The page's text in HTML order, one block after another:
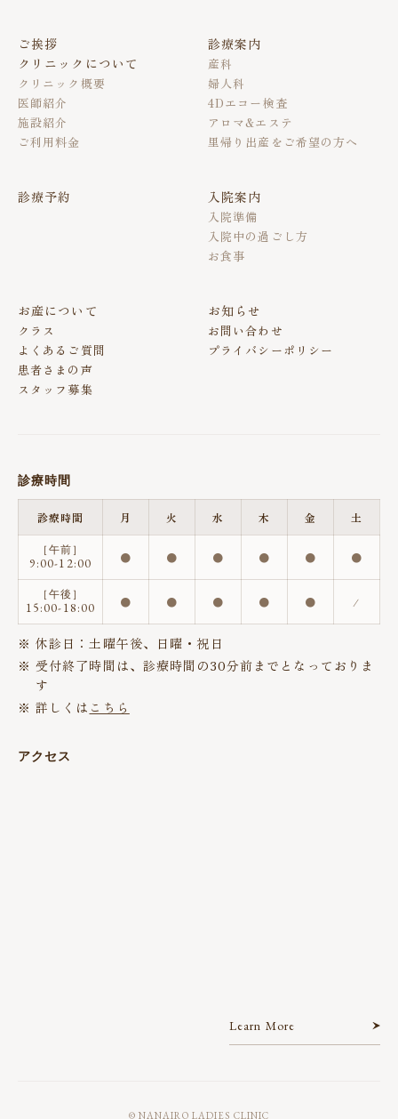
ご挨拶
クリニックについて
クリニック概要
医師紹介
施設紹介
ご利用料金
診療案内
産科
婦人科
4Dエコー検査
アロマ&エステ
里帰り出産をご希望の方へ
診療予約 入院案内
入院準備
入院中の過ごし方
お食事
お産について
クラス
よくあるご質問
患者さまの声
スタッフ募集
お知らせ
お問い合わせ
プライバシーポリシー
診療時間
診療時間 月 火 水 木 金 土
［午前］
9:00-12:00 ● ● ● ● ● ●
［午後］
15:00-18:00 ● ● ● ● ● /
休診日：土曜午後、日曜・祝日
受付終了時間は、診療時間の30分前までとなっておりま
す
詳しくは こちら
アクセス
Learn More
© NANAIRO LADIES CLINIC